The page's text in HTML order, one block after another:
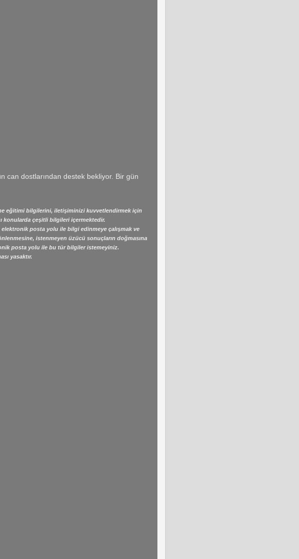
can dostlarından destek bekliyor. Bir gün
eğitimi bilgilerini, iletişiminizi kuvvetlendirmek için
konularda çeşitli bilgileri içermektedir.
posta yolu ile bilgi edinmeye çalışmak ve
istenmeyen üzücü sonuçların doğmasına
posta yolu ile bu tür bilgiler istemeyiniz.
yasaktır.